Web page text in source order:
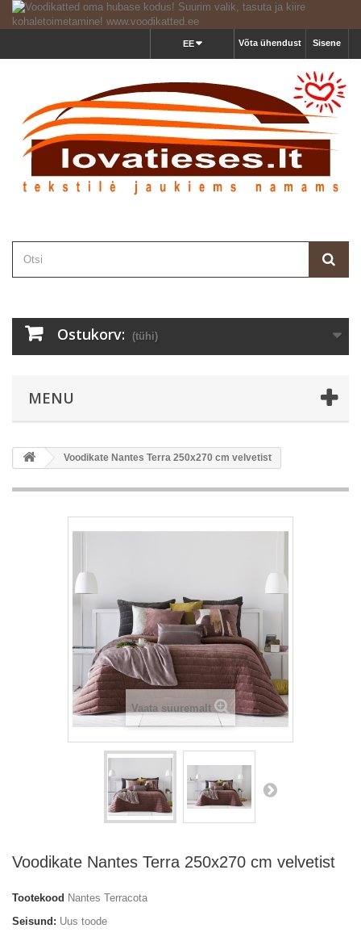
Sisene
Võta ühendust
EE
Ostukorv: (tühi)
MENU
Voodikate Nantes Terra 250x270 cm velvetist
Vaata suuremalt
Voodikate Nantes Terra 250x270 cm velvetist
Tootekood Nantes Terracota
Seisund: Uus toode